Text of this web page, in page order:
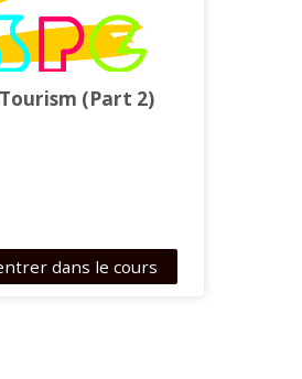
(Part 2)
dans le cours